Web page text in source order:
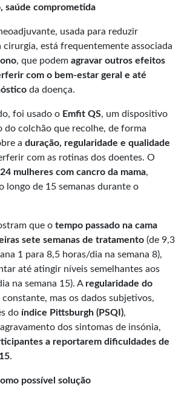
saúde comprometida
usada para reduzir
cirurgia, está frequentemente associada
, que podem agravar outros efeitos
com o bem-estar geral e até
da doença.
foi usado o Emfit QS, um dispositivo
do colchão que recolhe, de forma
a duração, regularidade e qualidade
com as rotinas dos doentes. O
24 mulheres com cancro da mama,
longo de 15 semanas durante o
que o tempo passado na cama
sete semanas de tratamento (de 9,3
1 para 8,5 horas/dia na semana 8),
até atingir níveis semelhantes aos
na semana 15). A regularidade do
constante, mas os dados subjetivos,
do índice Pittsburgh (PSQI),
dos sintomas de insónia,
a reportarem dificuldades de
.
possível solução